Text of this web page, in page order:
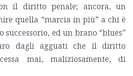
il diritto penale; ancora, un
quella “marcia in più” a chi è
ed un brano “blues”
dagli agguati che il diritto
mai, maliziosamente, di